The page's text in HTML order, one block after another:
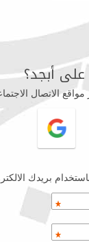
أبجد؟
الاتصال
بريدك